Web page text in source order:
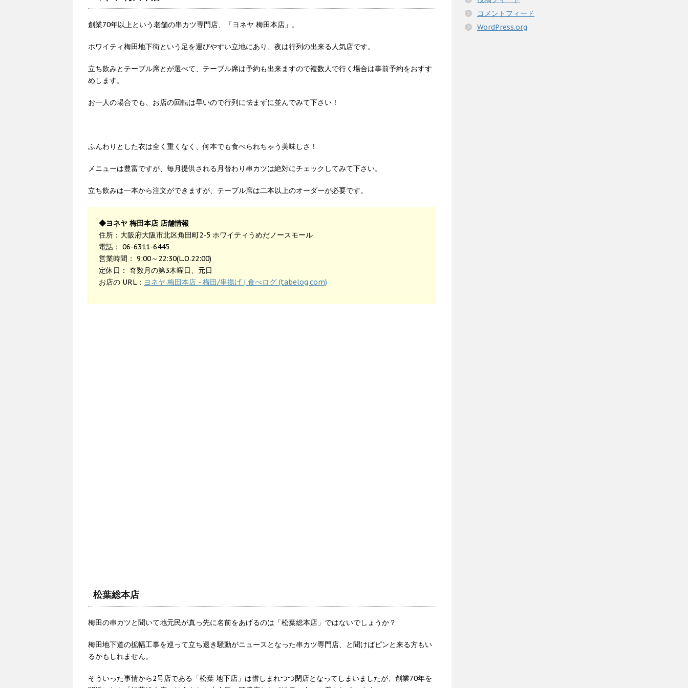
創業70年以上という老舗の串カツ専門店、「ヨネヤ 梅田本店」。
ホワイティ梅田地下街という足を運びやすい立地にあり、夜は行列の出来る人気店です。
立ち飲みとテーブル席とが選べて、テーブル席は予約も出来ますので複数人で行く場合は事前予約をおすす
めします。
お一人の場合でも、お店の回転は早いので行列に怯まずに並んでみて下さい！
ふんわりとした衣は全く重くなく、何本でも食べられちゃう美味しさ！
メニューは豊富ですが、毎月提供される月替わり串カツは絶対にチェックしてみて下さい。
立ち飲みは一本から注文ができますが、テーブル席は二本以上のオーダーが必要です。
◆ヨネヤ 梅田本店 店舗情報
住所：大阪府大阪市北区角田町2-5 ホワイティうめだノースモール
電話： 06-6311-6445
営業時間： 9:00～22:30(L.O.22:00)
定休日： 奇数月の第3木曜日、元日
お店の URL： ヨネヤ 梅田本店 - 梅田/串揚げ | 食べログ (tabelog.com)
松葉総本店
梅田の串カツと聞いて地元民が真っ先に名前をあげるのは「松葉総本店」ではないでしょうか？
梅田地下道の拡幅工事を巡って立ち退き騒動がニュースとなった串カツ専門店、と聞けばピンと来る方もい
るかもしれません。
そういった事情から2号店である「松葉 地下店」は惜しまれつつ閉店となってしまいましたが、創業70年を
コメントフィード
WordPress.org